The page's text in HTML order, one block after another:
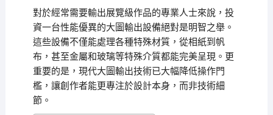
對於經常需要輸出展覽級作品的專業人士來說，投
資一台性能優異的大圖輸出設備絕對是明智之舉。
這些設備不僅能處理各種特殊材質，從相紙到帆
布，甚至金屬和玻璃等特殊介質都能完美呈現。更
重要的是，現代大圖輸出技術已大幅降低操作門
檻，讓創作者能更專注於設計本身，而非技術細
節。